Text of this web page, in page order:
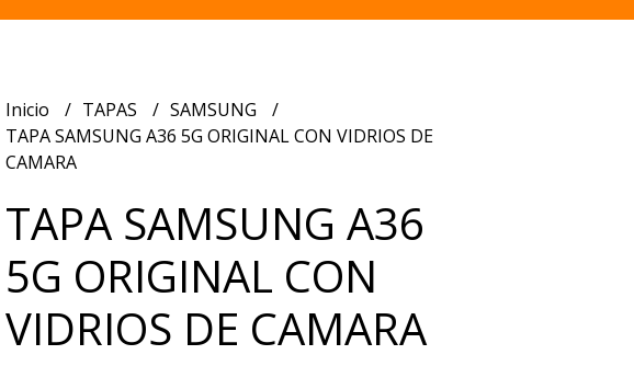
Inicio TAPAS
SAMSUNG
TAPA SAMSUNG A36 5G ORIGINAL CON VIDRIOS DE
CAMARA
TAPA SAMSUNG A36
5G ORIGINAL CON
VIDRIOS DE CAMARA